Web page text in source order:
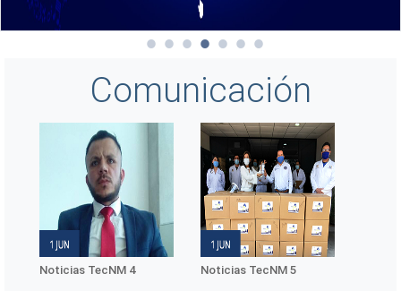
Comunicación
TecNM 4 Noticias TecNM 5
Conmemoración del